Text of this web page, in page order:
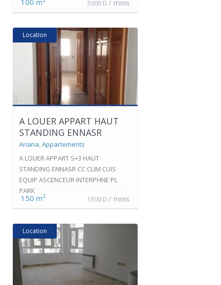
100 m 5000 D / mois
Location
A LOUER APPART HAUT
STANDING ENNASR
Ariana,Appartements
A LOUER APPART S+3 HAUT
STANDING ENNASR CC CLIM CUIS
EQUIP ASCENCEUR INTERPHNE PL
PARK
150 m2 1500 D / mois
Location